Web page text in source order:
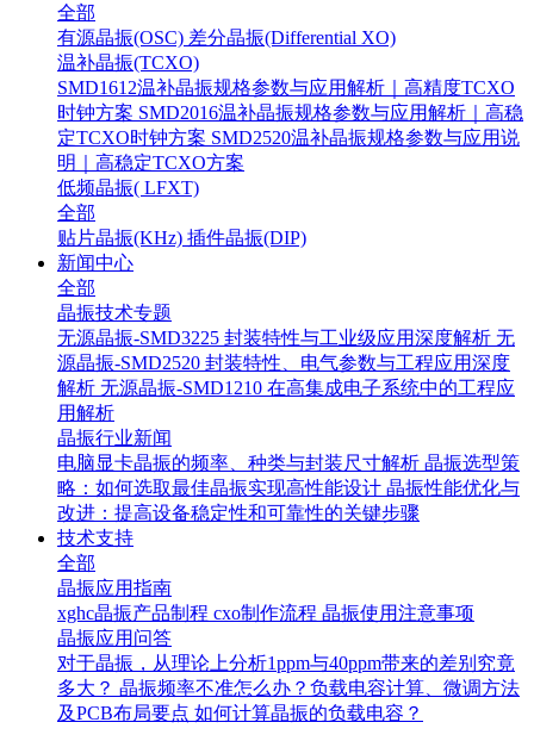
全部
有源晶振(OSC) 差分晶振(Differential XO)
温补晶振(TCXO)
SMD1612温补晶振规格参数与应用解析｜高精度TCXO
时钟方案 SMD2016温补晶振规格参数与应用解析｜高稳
定TCXO时钟方案 SMD2520温补晶振规格参数与应用说
明｜高稳定TCXO方案
低频晶振( LFXT)
全部
贴片晶振(KHz) 插件晶振(DIP)
新闻中心
全部
晶振技术专题
无源晶振-SMD3225 封装特性与工业级应用深度解析 无
源晶振-SMD2520 封装特性、电气参数与工程应用深度
解析 无源晶振-SMD1210 在高集成电子系统中的工程应
用解析
晶振行业新闻
电脑显卡晶振的频率、种类与封装尺寸解析 晶振选型策
略：如何选取最佳晶振实现高性能设计 晶振性能优化与
改进：提高设备稳定性和可靠性的关键步骤
技术支持
全部
晶振应用指南
xghc晶振产品制程 cxo制作流程 晶振使用注意事项
晶振应用问答
对于晶振，从理论上分析1ppm与40ppm带来的差别究竟
多大？ 晶振频率不准怎么办？负载电容计算、微调方法
及PCB布局要点 如何计算晶振的负载电容？